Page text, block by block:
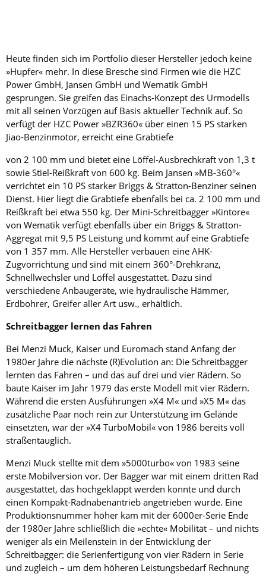
Heute finden sich im Portfolio dieser Hersteller jedoch keine
»Hupfer« mehr. In diese Bresche sind Firmen wie die HZC
Power GmbH, Jansen GmbH und Wematik GmbH
gesprungen. Sie greifen das Ein­achs-Konzept des Urmodells
mit all seinen Vorzügen auf Basis aktueller Technik auf. So
verfügt der HZC Power »BZR360« über einen 15 PS starken
Jiao-Benzinmotor, erreicht eine Grabtiefe
von 2 100 mm und bietet eine Löffel-Ausbrechkraft von 1,3 t
sowie Stiel-Reißkraft von 600 kg. Beim Jansen »MB-360°«
verrichtet ein 10 PS starker ­Briggs & Stratton-Benziner seinen
Dienst. Hier liegt die Grabtiefe ebenfalls bei ca. 2 100 mm und
Reißkraft bei etwa 550 kg. Der Mini-Schreitbagger »Kintore«
von Wematik verfügt ebenfalls über ein Briggs & Stratton-
Aggregat mit 9,5 PS Leistung und kommt auf eine Grabtiefe
von 1 357 mm. Alle Hersteller verbauen eine AHK-
Zugvorrichtung und sind mit einem 360°-Drehkranz,
Schnellwechsler und Löffel ausgestattet. Dazu sind
verschiedene Anbaugeräte, wie hydraulische Hämmer,
Erdbohrer, Greifer aller Art usw., erhältlich.
Schreitbagger lernen das Fahren
Bei Menzi Muck, Kaiser und Euromach stand Anfang der
1980er Jahre die nächste (R)Evolution an: Die Schreitbagger
lernten das Fahren – und das auf drei und vier Rädern. So
baute Kaiser im Jahr 1979 das erste Modell mit vier Rädern.
Während die ersten Ausführungen »X4 M« und »X5 M« das
zusätzliche Paar noch rein zur Unterstützung im Gelände
einsetzten, war der »X4 TurboMobil« von 1986 bereits voll
straßentauglich.
Menzi Muck stellte mit dem »5000turbo« von 1983 seine
erste Mobilversion vor. Der Bagger war mit einem dritten Rad
ausgestattet, das hochgeklappt werden konnte und durch
einen Kompakt-Radnabenantrieb angetrieben wurde. Eine
Produktionsnummer höher kam mit der 6000er-Serie Ende
der 1980er Jahre schließlich die »echte« Mobilität – und nichts
weniger als ein Meilenstein in der Entwicklung der
Schreitbagger: die Serienfertigung von vier Rädern in Serie
und zugleich – um dem höheren Leistungsbedarf Rechnung